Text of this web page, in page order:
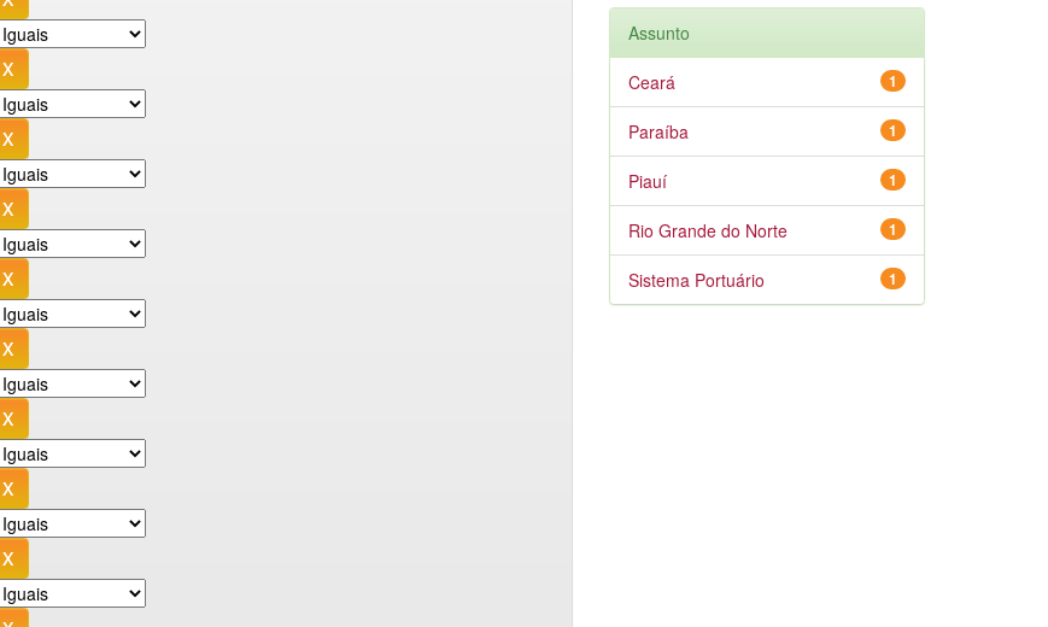
Assunto
1
Ceará
1
Paraíba
1
Piauí
1
Rio Grande do Norte
1
Sistema Portuário